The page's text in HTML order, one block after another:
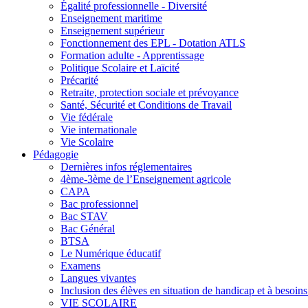
Égalité professionnelle - Diversité
Enseignement maritime
Enseignement supérieur
Fonctionnement des EPL - Dotation ATLS
Formation adulte - Apprentissage
Politique Scolaire et Laïcité
Précarité
Retraite, protection sociale et prévoyance
Santé, Sécurité et Conditions de Travail
Vie fédérale
Vie internationale
Vie Scolaire
Pédagogie
Dernières infos réglementaires
4ème-3ème de l’Enseignement agricole
CAPA
Bac professionnel
Bac STAV
Bac Général
BTSA
Le Numérique éducatif
Examens
Langues vivantes
Inclusion des élèves en situation de handicap et à
VIE SCOLAIRE